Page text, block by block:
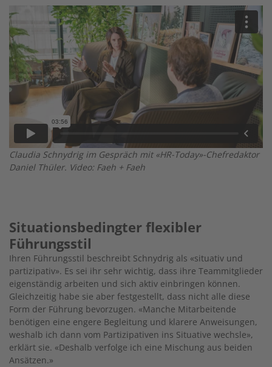
Claudia Schnydrig im Gespräch mit «HR-Today»-Chefredaktor
Daniel Thüler. Video: Faeh + Faeh
Situationsbedingter flexibler
Führungsstil
Ihren Führungsstil beschreibt Schnydrig als «situativ und
partizipativ». Es sei ihr sehr wichtig, dass ihre Teammitglieder
eigenständig arbeiten und sich aktiv einbringen können.
Gleichzeitig habe sie aber festgestellt, dass nicht alle diese
Form der Führung bevorzugen. «Manche Mitarbeitende
benötigen eine engere Begleitung und klarere Anweisungen,
weshalb ich dann vom Partizipativen ins Situative wechsle»,
erklärt sie. «Deshalb verfolge ich eine Mischung aus beiden
Ansätzen.»